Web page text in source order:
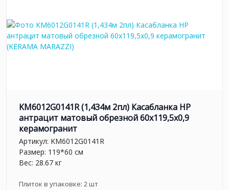
KM6012G0141R (1,434м 2пл) Касабланка HP
антрацит матовый обрезной 60x119,5x0,9
керамогранит
Артикул: KM6012G0141R
Размер: 119*60 см
Вес: 28.67 кг
Плиток в упаковке: 2шт